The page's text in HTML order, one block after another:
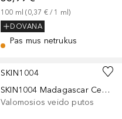
100 ml (0,37 € / 1 ml)
DOVANA
Pas mus netrukus
SKIN1004
SKIN1004 Madagascar Centella Tea-Trica BHA Foam
Valomosios veido putos